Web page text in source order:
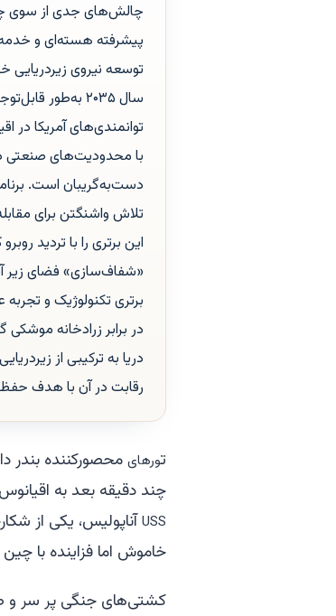
چالش‌های جدی از سوی
پیشرفته هسته‌ای و
توسعه نیروی زیردریایی
سال ۲۰۳۵
توانمندی‌های آمریکا در
با محدودیت‌های صنعتی
تلاش واشنگتن برای
این برتری را با تردید
«شفاف‌سازی» فضای زیر
برتری تکنولوژیک و
در برابر زرادخانه
رقابت در آن با هدف حفظ
تورهایمحصورکننده بندر
چند دقیقه بعد به
USS آناپولیس، یکی از
خاموش اما فزاینده با
کشتی‌های جنگی پر سر و